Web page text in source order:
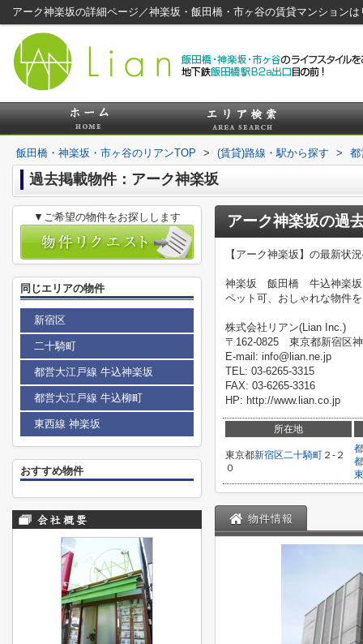
アーク神楽坂の詳細ページ／神楽坂・飯田橋・市ヶ谷の賃貸マンションは
飯田橋・神楽坂・市ヶ谷のリアンTOP > (賃貸)路線・駅から探す > 都
過去掲載物件：アーク神楽坂
アーク神楽坂の過
【アーク神楽坂】の最新状
神楽坂 飯田橋 牛込神楽坂
ペット可、おしゃれな物件
株式会社リアン(Lian Inc.)
〒162-0825 東京都新宿区
E-mail: info@lian.ne.jp
TEL: 03-6265-3315
FAX: 03-6265-3316
HP: http://www.lian.co.jp
所在地
東京都新宿区二十騎町 ２-２
０
物件情報
▼ご希望の物件をお探しします
同じエリアの物件
新宿区
二十騎町
都営大江戸線 牛込神楽坂
都営大江戸線 牛込柳町
東西線 神楽坂
おすすめ物件